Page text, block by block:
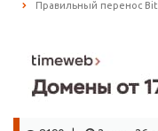
Правильный перенос